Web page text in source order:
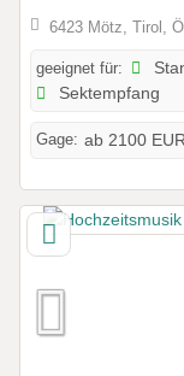
6423 Mötz, Tirol,
geeignet für:
Sektempfang
Gage: ab 2100 EUR